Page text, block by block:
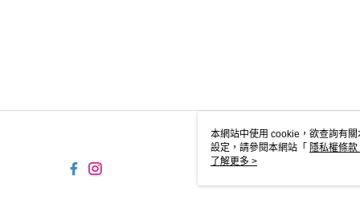
本網站中使用 cookie，欲查詢有
設定，請參閱本網站「 隱私權條款
使用 cookie。
了解更多 >